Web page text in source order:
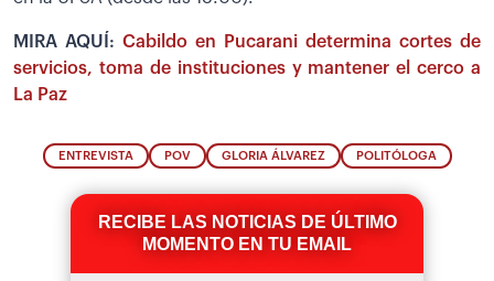
MIRA AQUÍ: Cabildo en Pucarani determina cortes de
servicios, toma de instituciones y mantener el cerco a
La Paz
ENTREVISTA POV GLORIA ÁLVAREZ POLITÓLOGA
RECIBE LAS NOTICIAS DE ÚLTIMO
MOMENTO EN TU EMAIL